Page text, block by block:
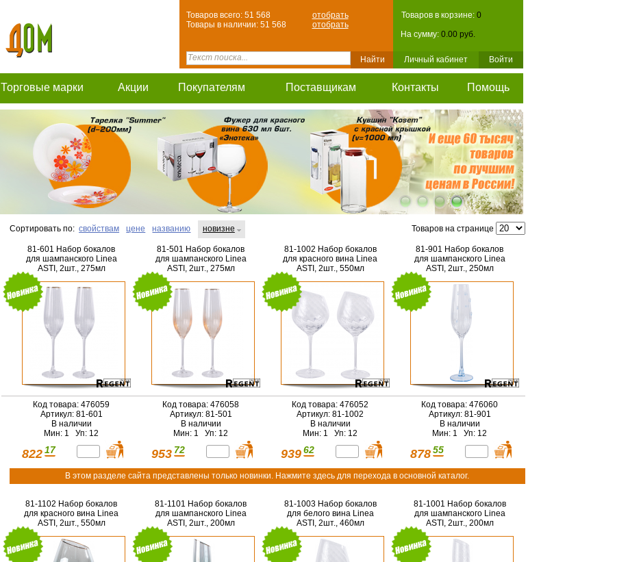
Товаров в корзине: 0
На сумму: 0.00 руб.
Личный кабинет Войти
Товаров всего: 51 568
отобрать
Товары в наличии: 51 568
отобрать
Торговые марки Акции Покупателям Поставщикам Контакты Помощь
Сортировать по: свойствам цене названию новизне Товаров на странице
81-601 Набор бокалов
для шампанского Linea
ASTI, 2шт., 275мл
Код товара: 476059
Артикул: 81-601
В наличии
Мин: 1 Уп: 12
822 17
81-501 Набор бокалов
для шампанского Linea
ASTI, 2шт., 275мл
Код товара: 476058
Артикул: 81-501
В наличии
Мин: 1 Уп: 12
953 72
81-1002 Набор бокалов
для красного вина Linea
ASTI, 2шт., 550мл
Код товара: 476052
Артикул: 81-1002
В наличии
Мин: 1 Уп: 12
939 62
81-901 Набор бокалов
для шампанского Linea
ASTI, 2шт., 250мл
Код товара: 476060
Артикул: 81-901
В наличии
Мин: 1 Уп: 12
878 55
В этом разделе сайта представлены только новинки. Нажмите здесь для перехода в основной каталог.
81-1102 Набор бокалов
для красного вина Linea
ASTI, 2шт., 550мл
81-1101 Набор бокалов
для шампанского Linea
ASTI, 2шт., 200мл
81-1003 Набор бокалов
для белого вина Linea
ASTI, 2шт., 460мл
81-1001 Набор бокалов
для шампанского Linea
ASTI, 2шт., 200мл